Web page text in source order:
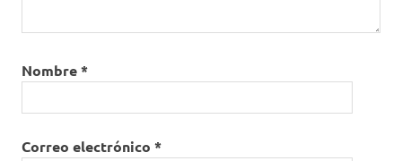
Nombre*
Correo electrónico *